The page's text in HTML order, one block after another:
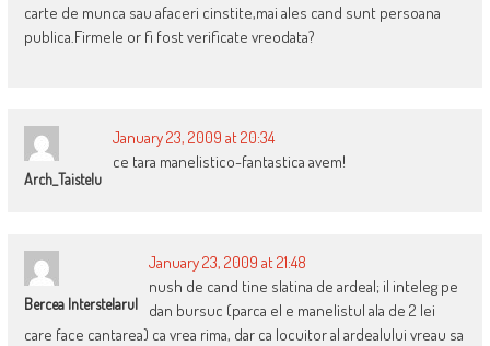
carte de munca sau afaceri cinstite,mai ales cand sunt persoana
publica.Firmele or fi fost verificate vreodata?
Arch_Taistelu
January 23, 2009 at 20:34
ce tara manelistico-fantastica avem!
Bercea Interstelarul
January 23, 2009 at 21:48
nush de cand tine slatina de ardeal; il inteleg pe
dan bursuc (parca el e manelistul ala de 2 lei
care face cantarea) ca vrea rima, dar ca locuitor al ardealului vreau sa